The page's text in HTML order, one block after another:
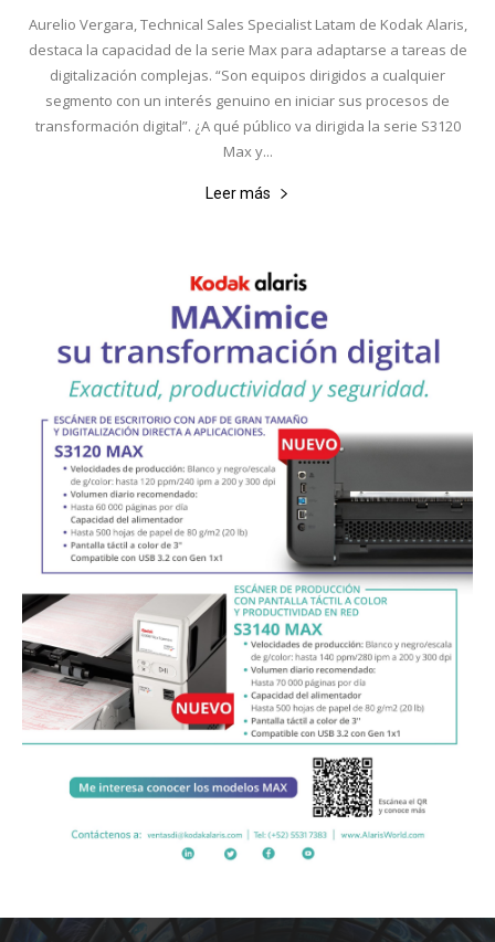
Aurelio Vergara, Technical Sales Specialist Latam de Kodak Alaris,
destaca la capacidad de la serie Max para adaptarse a tareas de
digitalización complejas. “Son equipos dirigidos a cualquier
segmento con un interés genuino en iniciar sus procesos de
transformación digital”. ¿A qué público va dirigida la serie S3120
Max y...
Leer más